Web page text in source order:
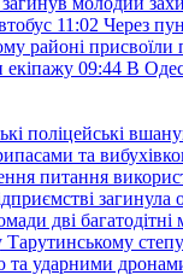
11:02 Через
районі
екіпажу 09:44 В
поліцейські
та
питання
загинула
дві
Тарутинському
та ударними